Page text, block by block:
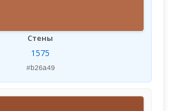
Стены
1575
#b26a49